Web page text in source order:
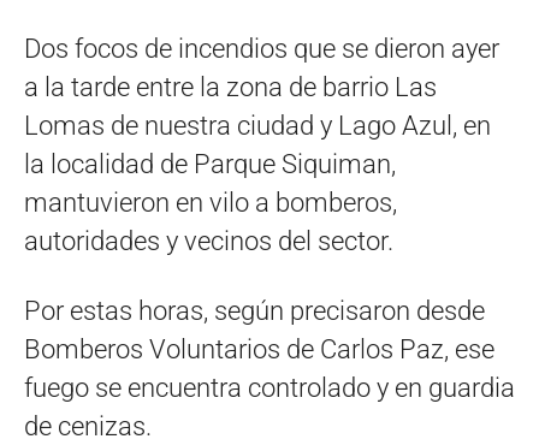
Dos focos de incendios que se dieron ayer
a la tarde entre la zona de barrio Las
Lomas de nuestra ciudad y Lago Azul, en
la localidad de Parque Siquiman,
mantuvieron en vilo a bomberos,
autoridades y vecinos del sector.
Por estas horas, según precisaron desde
Bomberos Voluntarios de Carlos Paz, ese
fuego se encuentra controlado y en guardia
de cenizas.